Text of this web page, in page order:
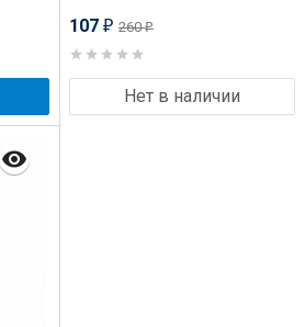
107 ₽ 260₽
Нет в наличии